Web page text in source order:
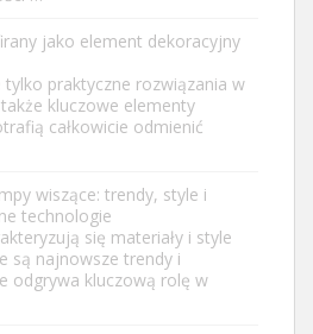
jako element dekoracyjny
tylko praktyczne rozwiązania w
kluczowe elementy
całkowicie odmienić
wiszące: trendy, style i
technologie
się materiały i style
są najnowsze trendy i
odgrywa kluczową rolę w